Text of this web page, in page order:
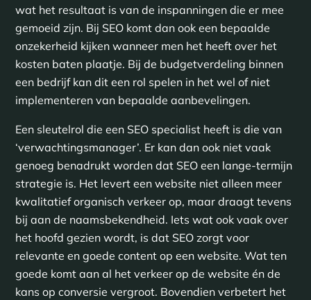
wat het resultaat is van de inspanningen die er mee
gemoeid zijn. Bij SEO komt dan ook een bepaalde
onzekerheid kijken wanneer men het heeft over het
kosten baten plaatje. Bij de budgetverdeling binnen
een bedrijf kan dit een rol spelen in het wel of niet
implementeren van bepaalde aanbevelingen.
Een sleutelrol die een SEO specialist heeft is die van
‘verwachtingsmanager’. Er kan dan ook niet vaak
genoeg benadrukt worden dat SEO een lange-termijn
strategie is. Het levert een website niet alleen meer
kwalitatief organisch verkeer op, maar draagt tevens
bij aan de naamsbekendheid. Iets wat ook vaak over
het hoofd gezien wordt, is dat SEO zorgt voor
relevante en goede content op een website. Wat ten
goede komt aan al het verkeer op de website én de
kans op conversie vergroot. Bovendien verbetert het